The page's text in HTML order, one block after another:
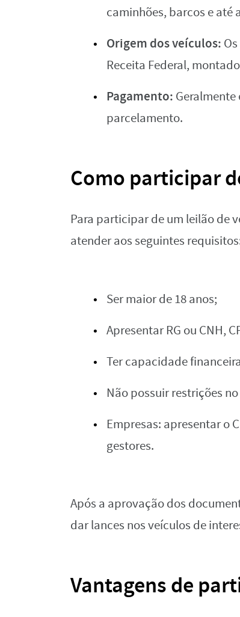
caminhões, barcos e até
Origem dos veículos:
Receita Federal,
Pagamento:
parcelamento.
Como participar
Para participar de um leilão de
atender aos seguintes
Ser maior de 18 anos;
Apresentar RG ou CNH,
Ter capacidade
Não possuir restrições
Empresas: apresentar o
gestores.
Após a aprovação dos
dar lances nos veículos de
Vantagens de